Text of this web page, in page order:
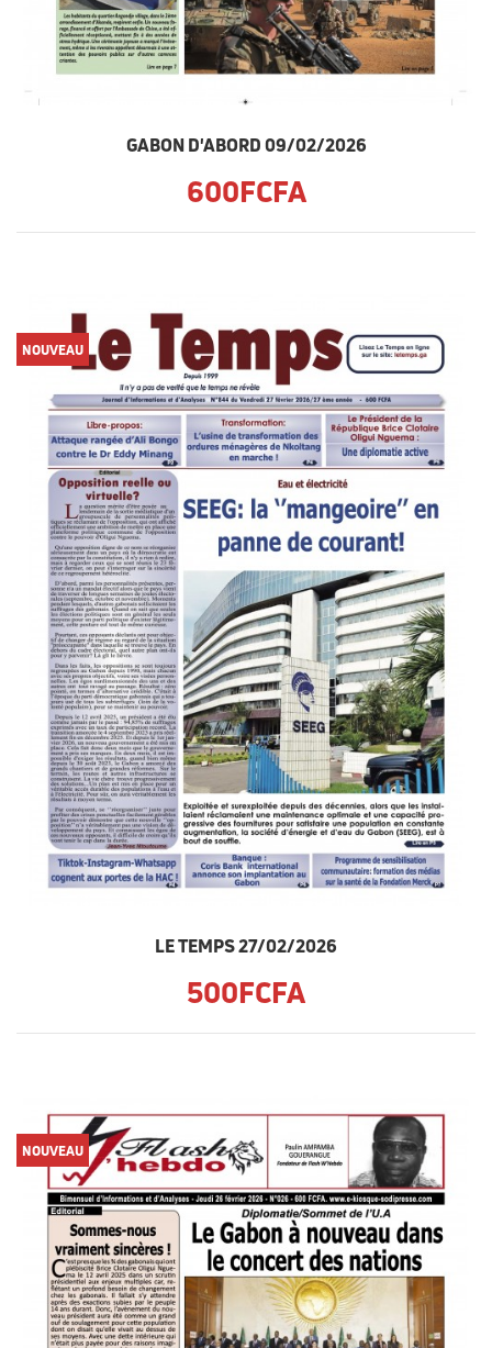
GABON D'ABORD 09/02/2026
600FCFA
NOUVEAU
LE TEMPS 27/02/2026
500FCFA
NOUVEAU